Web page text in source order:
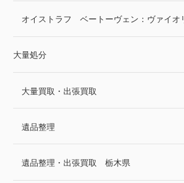
オイストラフ ベートーヴェン：ヴァイオ
大量処分
大量買取・出張買取
遺品整理
遺品整理・出張買取 栃木県